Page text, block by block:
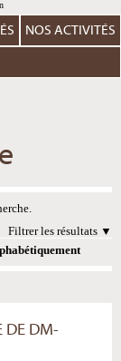
NOS ACTIVITÉS
Filtrer les résultats
DE DM-